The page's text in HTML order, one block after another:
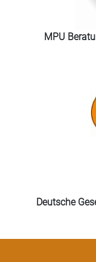
MPU
Deutsche